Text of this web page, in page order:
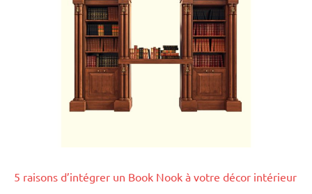
5 raisons d’intégrer un Book Nook à votre décor intérieur